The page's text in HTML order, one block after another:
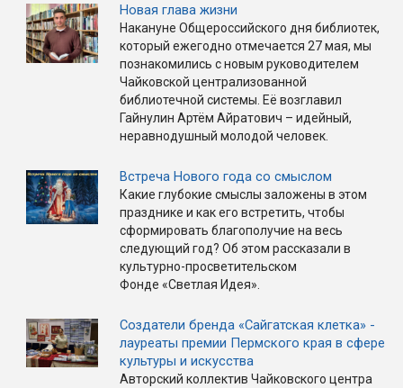
Новая глава жизни
Накануне Общероссийского дня библиотек,
который ежегодно отмечается 27 мая, мы
познакомились с новым руководителем
Чайковской централизованной
библиотечной системы. Её возглавил
Гайнулин Артём Айратович – идейный,
неравнодушный молодой человек.
Встреча Нового года со смыслом
Какие глубокие смыслы заложены в этом
празднике и как его встретить, чтобы
сформировать благополучие на весь
следующий год? Об этом рассказали в
культурно-просветительском
Фонде «Светлая Идея».
Создатели бренда «Сайгатская клетка» -
лауреаты премии Пермского края в сфере
культуры и искусства
Авторский коллектив Чайковского центра